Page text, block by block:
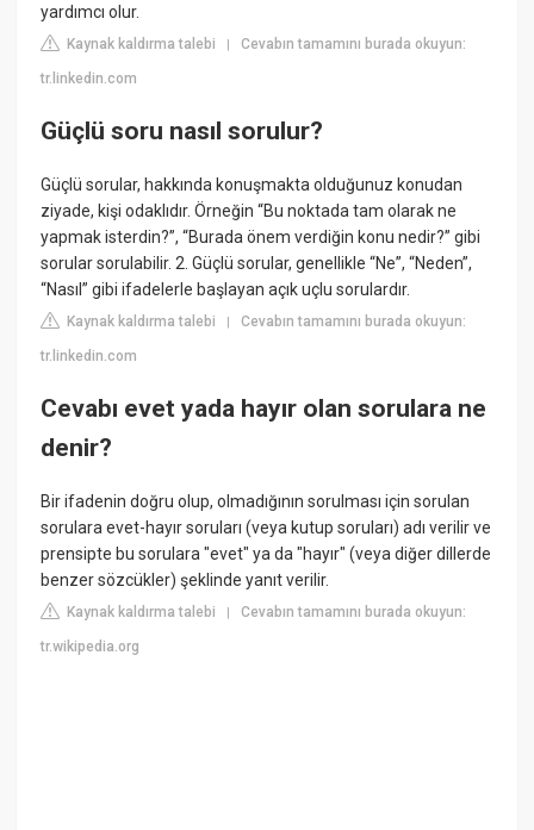
yardımcı olur.
Kaynak kaldırma talebi |Cevabın tamamını burada okuyun:
tr.linkedin.com
Güçlü soru nasıl sorulur?
Güçlü sorular, hakkında konuşmakta olduğunuz konudan
ziyade, kişi odaklıdır. Örneğin “Bu noktada tam olarak ne
yapmak isterdin?”, “Burada önem verdiğin konu nedir?” gibi
sorular sorulabilir. 2. Güçlü sorular, genellikle “Ne”, “Neden”,
“Nasıl” gibi ifadelerle başlayan açık uçlu sorulardır.
Kaynak kaldırma talebi |Cevabın tamamını burada okuyun:
tr.linkedin.com
Cevabı evet yada hayır olan sorulara ne
denir?
Bir ifadenin doğru olup, olmadığının sorulması için sorulan
sorulara evet-hayır soruları (veya kutup soruları) adı verilir ve
prensipte bu sorulara "evet" ya da "hayır" (veya diğer dillerde
benzer sözcükler) şeklinde yanıt verilir.
Kaynak kaldırma talebi |Cevabın tamamını burada okuyun:
tr.wikipedia.org